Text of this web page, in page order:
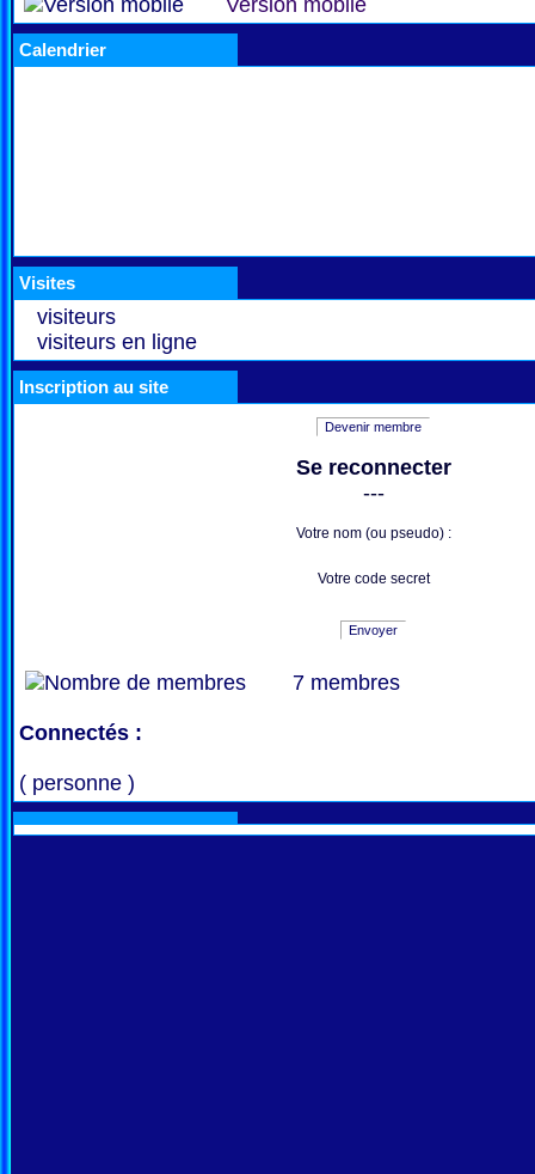
Version mobile
Calendrier
Visites
visiteurs
visiteurs en ligne
Inscription au site
Devenir membre
Se reconnecter
---
Votre nom (ou pseudo) :
Votre code secret
Envoyer
7 membres
Connectés :
( personne )